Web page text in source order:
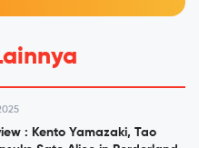
: Kento Yamazaki, Tao